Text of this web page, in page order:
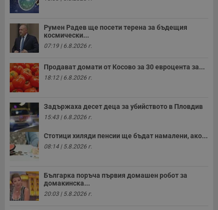
Румен Радев ще посети терена за бъдещия
космически...
07:19 | 6.8.2026 г.
Продават домати от Косово за 30 евроцента за...
18:12 | 6.8.2026 г.
Задържаха десет деца за убийството в Пловдив
15:43 | 6.8.2026 г.
Стотици хиляди пенсии ще бъдат намалени, ако...
08:14 | 5.8.2026 г.
Българка поръча първия домашен робот за
домакинска...
20:03 | 5.8.2026 г.